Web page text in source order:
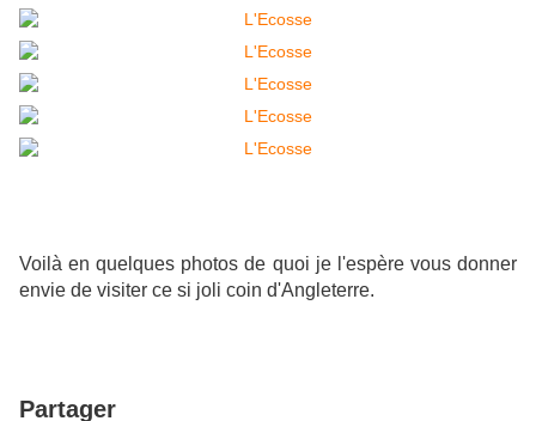
Voilà en quelques photos de quoi je l'espère vous donner
envie de visiter ce si joli coin d'Angleterre.
Partager